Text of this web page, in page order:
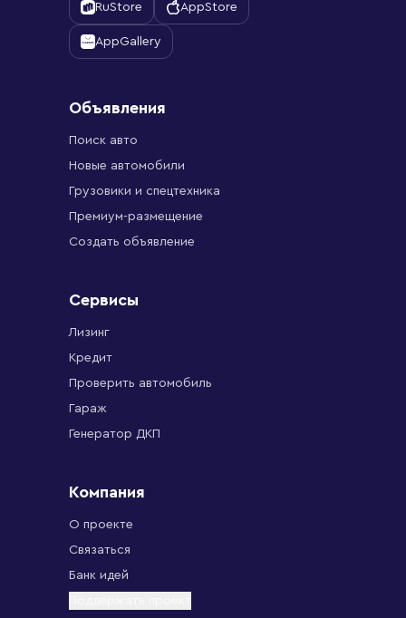
RuStore AppStore
AppGallery
Объявления
Поиск авто
Новые автомобили
Грузовики и спецтехника
Премиум-размещение
Создать объявление
Сервисы
Лизинг
Кредит
Проверить автомобиль
Гараж
Генератор ДКП
Компания
О проекте
Связаться
Банк идей